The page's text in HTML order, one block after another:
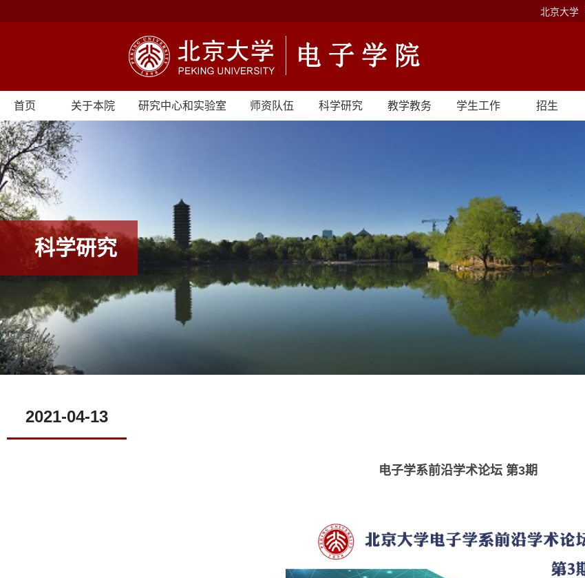
北京大学
首页 关于本院 研究中心和实验室 师资队伍 科学研究 教学教务 学生工作 招生
科学研究
2021-04-13
电子学系前沿学术论坛 第3期